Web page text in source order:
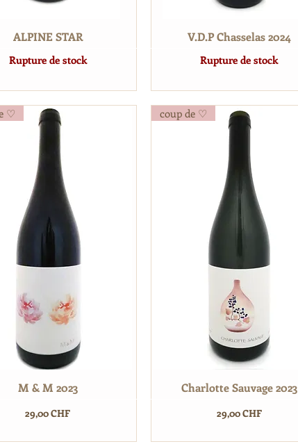
ALPINE STAR
Rupture de stock
V.D.P Chasselas 2024
Rupture de stock
♡
M & M 2023
Prix
29,00 CHF
coup de ♡
Charlotte Sauvage 2023
Prix
29,00 CHF